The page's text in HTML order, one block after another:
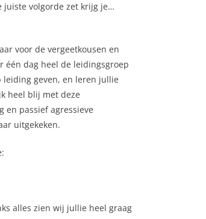
juiste volgorde zet krijg je…
voor de vergeetkousen en
één dag heel de leidingsgroep
leiding geven, en leren jullie
heel blij met deze
en passief agressieve
uitgekeken.
alles zien wij jullie heel graag